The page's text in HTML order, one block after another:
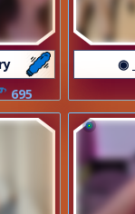
695
◉